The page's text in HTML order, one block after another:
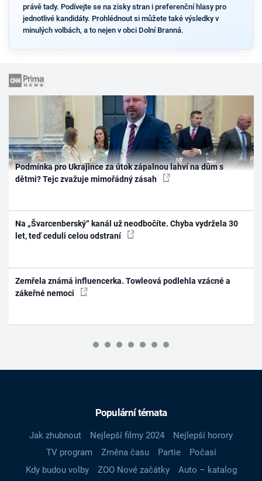
právě tady. Podívejte se na zisky stran i preferenční hlasy pro
jednotlivé kandidáty. Prohlédnout si můžete také výsledky v
minulých volbách, a to nejen v obci Dolní Branná.
Podmínka pro Ukrajince za útok zápalnou lahví na dům s
dětmi? Tejc zvažuje mimořádný zásah
Na „Švarcenberský“ kanál už neodbočíte. Chyba vydržela 30
let, teď ceduli celou odstraní
Zemřela známá influencerka. Towleová podlehla vzácné a
zákeřné nemoci
Populární témata
Jak zhubnout Nejlepší filmy 2024
Nejlepší horory
TV program
Změna času Partie
Počasí
Kdy budou volby
ZOO Nové začátky
Auto – katalog